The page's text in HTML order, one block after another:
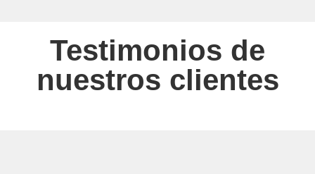
Testimonios de
nuestros clientes